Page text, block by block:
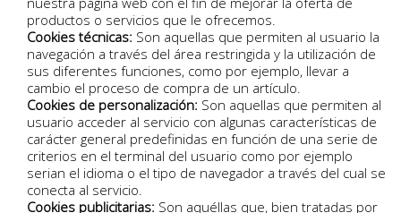
productos o servicios que le ofrecemos.
Cookies técnicas: Son aquellas que permiten al usuario la
navegación a través del área restringida y la utilización de
sus diferentes funciones, como por ejemplo, llevar a
cambio el proceso de compra de un artículo.
Cookies de personalización: Son aquellas que permiten al
usuario acceder al servicio con algunas características de
carácter general predefinidas en función de una serie de
criterios en el terminal del usuario como por ejemplo
serian el idioma o el tipo de navegador a través del cual se
conecta al servicio.
Cookies publicitarias: Son aquéllas que, bien tratadas por